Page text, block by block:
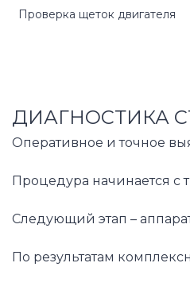
Проверка щеток двигателя
ДИАГНОСТИКА
Оперативное и точное
Процедура начинается с
Следующий этап –
По результатам